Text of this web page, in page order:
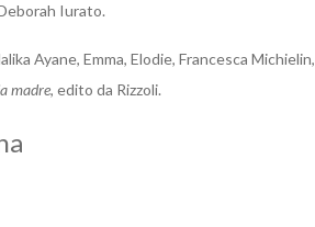
Iurato.
Ayane, Emma, Elodie, Francesca Michielin,
madre, edito da Rizzoli.